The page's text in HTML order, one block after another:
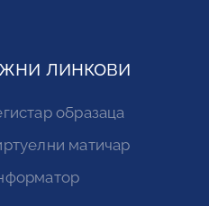
линкови
образаца
матичар